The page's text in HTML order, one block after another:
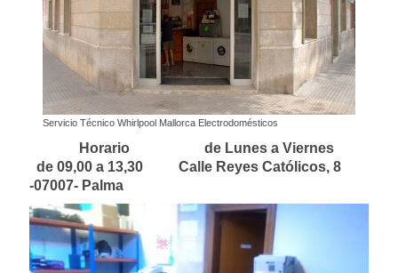
Servicio Técnico Whirlpool Mallorca Electrodomésticos
Horario de Lunes a Viernes
de 09,00 a 13,30 Calle Reyes Católicos, 8
-07007- Palma